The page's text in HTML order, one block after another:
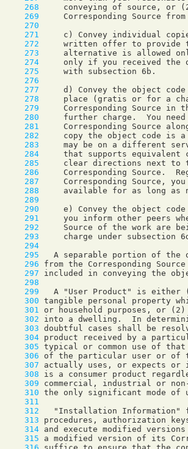
    268
    269
    270
    271
    272
    273
    274
    275
    276
    277
    278
    279
    280
    281
    282
    283
    284
    285
    286
    287
    288
    289
    290
    291
    292
    293
    294
    295
    296
    297
    298
    299
    300
    301
    302
    303
    304
    305
    306
    307
    308
    309
    310
    311
    312
    313
    314
    315
    316